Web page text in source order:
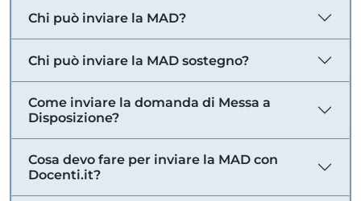
Chi può inviare la MAD?
Chi può inviare la MAD sostegno?
Come inviare la domanda di Messa a
Disposizione?
Cosa devo fare per inviare la MAD con
Docenti.it?